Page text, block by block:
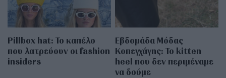
Pillbox hat: Το καπέλο
που λατρεύουν οι fashion
insiders
Εβδομάδα Μόδας
Κοπεγχάγης: Το kitten
heel που δεν περιμέναμε
να δούμε